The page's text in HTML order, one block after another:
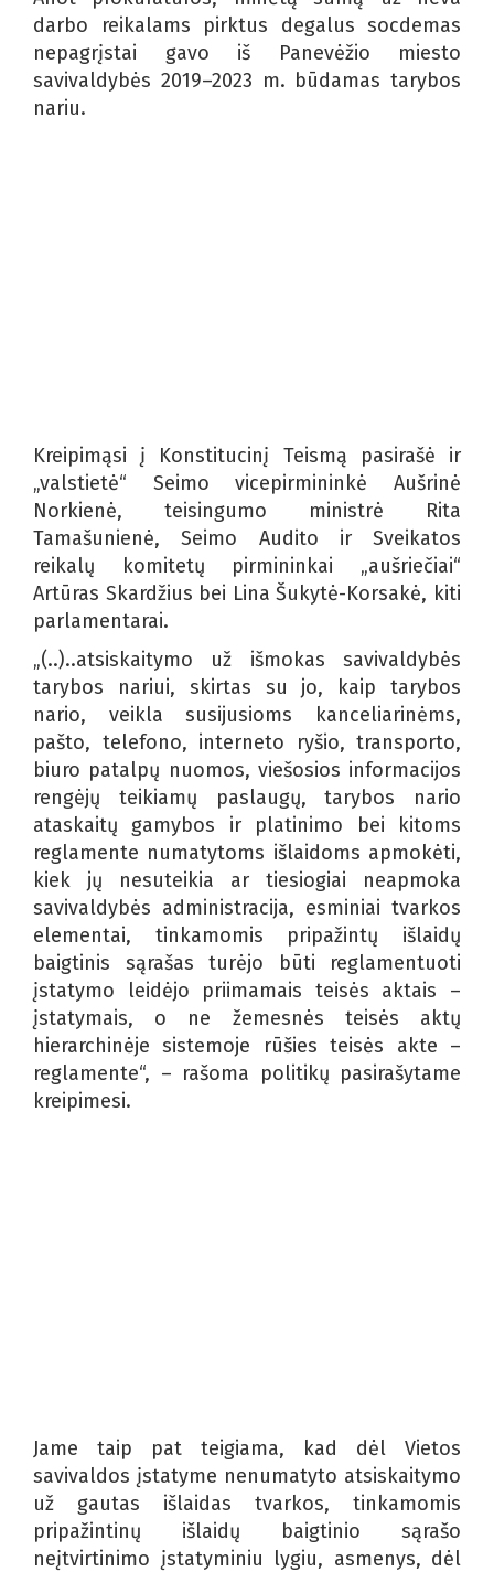
darbo reikalams pirktus degalus socdemas
nepagrįstai gavo iš Panevėžio miesto
savivaldybės 2019–2023 m. būdamas tarybos
nariu.
Kreipimąsi į Konstitucinį Teismą pasirašė ir
„valstietė“ Seimo vicepirmininkė Aušrinė
Norkienė, teisingumo ministrė Rita
Tamašunienė, Seimo Audito ir Sveikatos
reikalų komitetų pirmininkai „aušriečiai“
Artūras Skardžius bei Lina Šukytė-Korsakė, kiti
parlamentarai.
„(..)..atsiskaitymo už išmokas savivaldybės
tarybos nariui, skirtas su jo, kaip tarybos
nario, veikla susijusioms kanceliarinėms,
pašto, telefono, interneto ryšio, transporto,
biuro patalpų nuomos, viešosios informacijos
rengėjų teikiamų paslaugų, tarybos nario
ataskaitų gamybos ir platinimo bei kitoms
reglamente numatytoms išlaidoms apmokėti,
kiek jų nesuteikia ar tiesiogiai neapmoka
savivaldybės administracija, esminiai tvarkos
elementai, tinkamomis pripažintų išlaidų
baigtinis sąrašas turėjo būti reglamentuoti
įstatymo leidėjo priimamais teisės aktais –
įstatymais, o ne žemesnės teisės aktų
hierarchinėje sistemoje rūšies teisės akte –
reglamente“, – rašoma politikų pasirašytame
kreipimesi.
Jame taip pat teigiama, kad dėl Vietos
savivaldos įstatyme nenumatyto atsiskaitymo
už gautas išlaidas tvarkos, tinkamomis
pripažintinų išlaidų baigtinio sąrašo
neįtvirtinimo įstatyminiu lygiu, asmenys, dėl